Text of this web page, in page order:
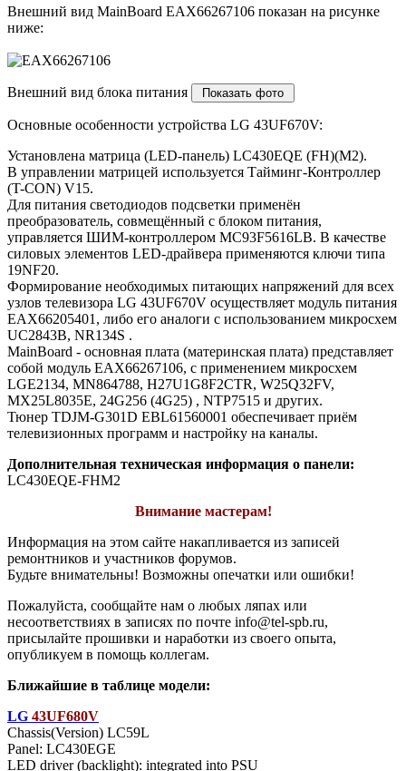
Внешний вид MainBoard EAX66267106 показан на рисунке
ниже:
Внешний вид блока питания
Основные особенности устройства LG 43UF670V:
Установлена матрица (LED-панель) LC430EQE (FH)(M2).
В управлении матрицей используется Тайминг-Контроллер
(T-CON) V15.
Для питания светодиодов подсветки применён
преобразователь, совмещённый с блоком питания,
управляется ШИМ-контроллером MC93F5616LB. В качестве
силовых элементов LED-драйвера применяются ключи типа
19NF20.
Формирование необходимых питающих напряжений для всех
узлов телевизора LG 43UF670V осуществляет модуль питания
EAX66205401, либо его аналоги c использованием микросхем
UC2843B, NR134S .
MainBoard - основная плата (материнская плата) представляет
собой модуль EAX66267106, с применением микросхем
LGE2134, MN864788, H27U1G8F2CTR, W25Q32FV,
MX25L8035E, 24G256 (4G25) , NTP7515 и других.
Тюнер TDJM-G301D EBL61560001 обеспечивает приём
телевизионных программ и настройку на каналы.
Дополнительная техническая информация о панели:
LC430EQE-FHM2
Внимание мастерам!
Информация на этом сайте накапливается из записей
ремонтников и участников форумов.
Будьте внимательны! Возможны опечатки или ошибки!
Пожалуйста, сообщайте нам о любых ляпах или
несоответствиях в записях по почте info@tel-spb.ru,
присылайте прошивки и наработки из своего опыта,
опубликуем в помощь коллегам.
Ближайшие в таблице модели:
LG 43UF680V
Chassis(Version) LC59L
Panel: LC430EGE
LED driver (backlight): integrated into PSU